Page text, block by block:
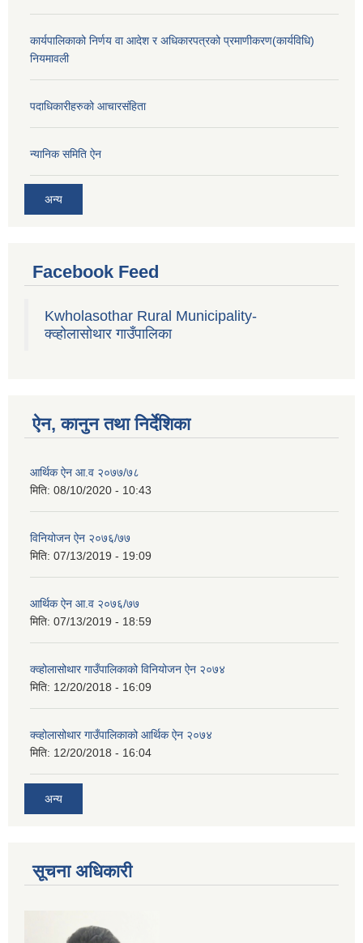
कार्यपालिकाको निर्णय वा आदेश र अधिकारपत्रको प्रमाणीकरण(कार्यविधि)
नियमावली
पदाधिकारीहरुको आचारसंहिता
न्यानिक समिति ऐन
अन्य
Facebook Feed
Kwholasothar Rural Municipality-
क्व्होलासोथार गाउँपालिका
ऐन, कानुन तथा निर्देशिका
आर्थिक ऐन आ.व २०७७/७८
मिति: 08/10/2020 - 10:43
विनियोजन ऐन २०७६/७७
मिति: 07/13/2019 - 19:09
आर्थिक ऐन आ.व २०७६/७७
मिति: 07/13/2019 - 18:59
क्व्होलासोथार गाउँपालिकाको विनियोजन ऐन २०७४
मिति: 12/20/2018 - 16:09
क्व्होलासोथार गाउँपालिकाको आर्थिक ऐन २०७४
मिति: 12/20/2018 - 16:04
अन्य
सूचना अधिकारी